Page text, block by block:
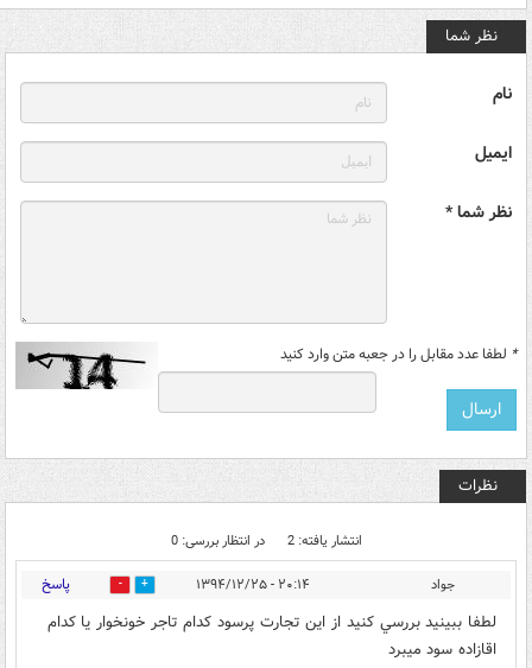
نظر شما
نام
ایمیل
نظر شما *
* لطفا عدد مقابل را در جعبه متن وارد کنید
نظرات
انتشار یافته: 2 در انتظار بررسی: 0
جواد ۲۰:۱۴ - ۱۳۹۴/۱۲/۲۵ 0 پاسخ
لطفا ببينيد بررسي كنيد از اين تجارت پرسود كدام تاجر خونخوار يا كدام
اقازاده سود ميبرد